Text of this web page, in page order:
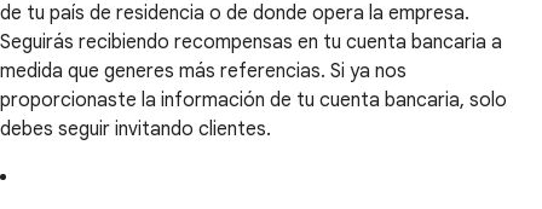
de tu país de residencia o de donde opera la empresa.
Seguirás recibiendo recompensas en tu cuenta bancaria a
medida que generes más referencias. Si ya nos
proporcionaste la información de tu cuenta bancaria, solo
debes seguir invitando clientes.